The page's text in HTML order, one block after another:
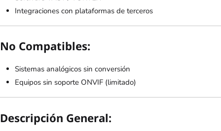
Integraciones con plataformas de terceros
No Compatibles:
Sistemas analógicos sin conversión
Equipos sin soporte ONVIF (limitado)
Descripción General: